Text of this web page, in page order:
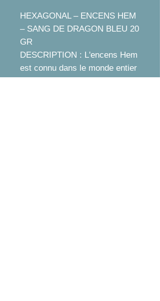
HEXAGONAL – ENCENS HEM
– SANG DE DRAGON BLEU 20
GR
DESCRIPTION : L'encens Hem
est connu dans le monde entier